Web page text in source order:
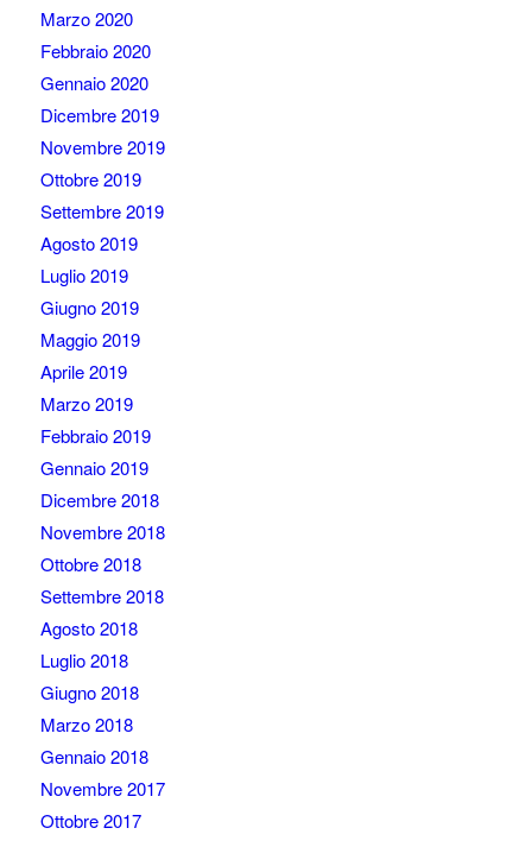
Marzo 2020
Febbraio 2020
Gennaio 2020
Dicembre 2019
Novembre 2019
Ottobre 2019
Settembre 2019
Agosto 2019
Luglio 2019
Giugno 2019
Maggio 2019
Aprile 2019
Marzo 2019
Febbraio 2019
Gennaio 2019
Dicembre 2018
Novembre 2018
Ottobre 2018
Settembre 2018
Agosto 2018
Luglio 2018
Giugno 2018
Marzo 2018
Gennaio 2018
Novembre 2017
Ottobre 2017